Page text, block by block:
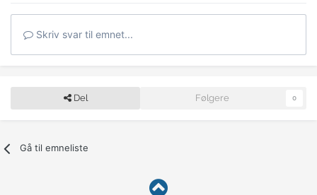
Skriv svar til emnet...
Del Følgere 0
Gå til emneliste